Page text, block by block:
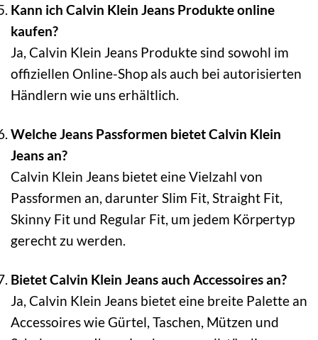
Kann ich Calvin Klein Jeans Produkte online
kaufen?
Ja, Calvin Klein Jeans Produkte sind sowohl im
offiziellen Online-Shop als auch bei autorisierten
Händlern wie uns erhältlich.
Welche Jeans Passformen bietet Calvin Klein
Jeans an?
Calvin Klein Jeans bietet eine Vielzahl von
Passformen an, darunter Slim Fit, Straight Fit,
Skinny Fit und Regular Fit, um jedem Körpertyp
gerecht zu werden.
Bietet Calvin Klein Jeans auch Accessoires an?
Ja, Calvin Klein Jeans bietet eine breite Palette an
Accessoires wie Gürtel, Taschen, Mützen und